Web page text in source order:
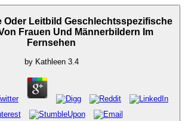
Oder Leitbild Geschlechtsspezifische
Frauen Und Männerbildern Im
Fernsehen
by Kathleen 3.4